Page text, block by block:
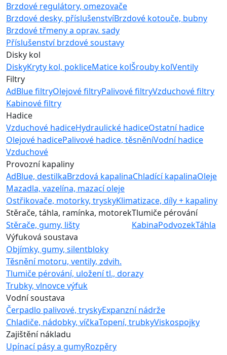
Brzdové regulátory, omezovače
Brzdové desky, příslušenstvíBrzdové kotouče, bubny
Brzdové třmeny a oprav. sady
Příslušenství brzdové soustavy
Disky kol
DiskyKryty kol, pokliceMatice kolŠrouby kolVentily
Filtry
AdBlue filtryOlejové filtryPalivové filtryVzduchové filtry
Kabinové filtry
Hadice
Vzduchové hadiceHydraulické hadiceOstatní hadice
Olejové hadicePalivové hadice, těsněníVodní hadice
Vzduchové
Provozní kapaliny
AdBlue, destilkaBrzdová kapalinaChladící kapalinaOleje
Mazadla, vazelína, mazací oleje
Ostřikovače, motorky, tryskyKlimatizace, díly + kapaliny
Stěrače, táhla, ramínka, motorek
Stěrače, gumy, lišty
Tlumiče pérování
KabinaPodvozekTáhla
Výfuková soustava
Objímky, gumy, silentbloky
Těsnění motoru, ventily, zdvih.
Tlumiče pérování, uložení tl., dorazy
Trubky, vlnovce výfuk
Vodní soustava
Čerpadlo palivové, tryskyExpanzní nádrže
Chladiče, nádobky, víčkaTopení, trubkyViskospojky
Zajištění nákladu
Upínací pásy a gumyRozpěry